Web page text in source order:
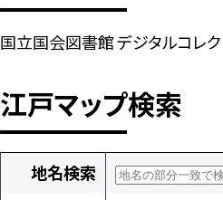
国立国会図書館 デジタルコレク
江戸マップ検索
地名検索